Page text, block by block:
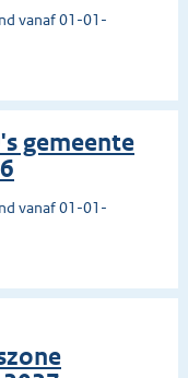
vanaf 01-01-
gemeente
vanaf 01-01-